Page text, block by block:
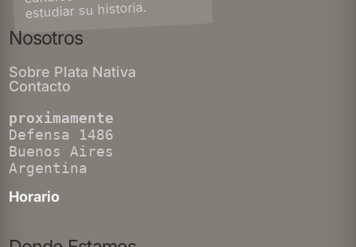
estudiar su historia.
Nosotros
Sobre Plata Nativa
Contacto
proximamente
Defensa 1486
Buenos Aires
Argentina
Horario